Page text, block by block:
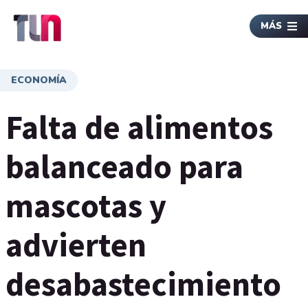
MÁS
ECONOMÍA
Falta de alimentos
balanceado para
mascotas y
advierten
desabastecimiento